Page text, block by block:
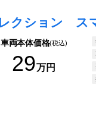
車両本体価格(税込)
29万円